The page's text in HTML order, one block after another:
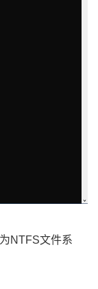
NTFS文件系